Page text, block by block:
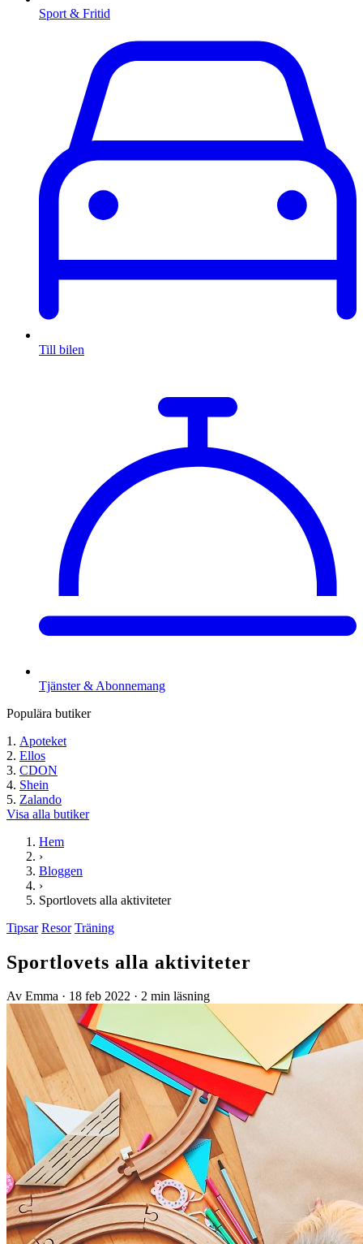
Sport & Fritid
Till bilen
Tjänster & Abonnemang
Populära butiker
Apoteket
Ellos
CDON
Shein
Zalando
Visa alla butiker
Hem
›
Bloggen
›
Sportlovets alla aktiviteter
Tipsar Resor Träning
Sportlovets alla aktiviteter
Av Emma · 18 feb 2022 · 2 min läsning